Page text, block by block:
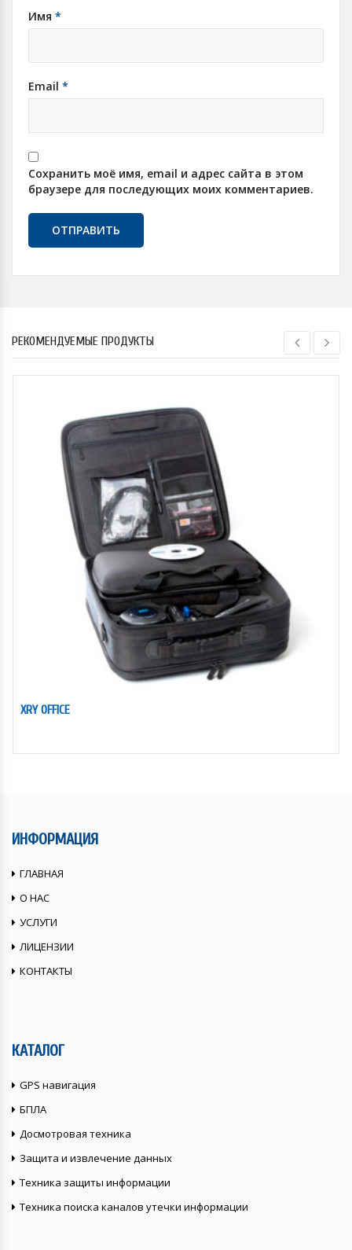
Имя *
Email *
Сохранить моё имя, email и адрес сайта в этом
браузере для последующих моих комментариев.
РЕКОМЕНДУЕМЫЕ ПРОДУКТЫ
XRY OFFICE
ИНФОРМАЦИЯ
ГЛАВНАЯ
О НАС
УСЛУГИ
ЛИЦЕНЗИИ
КОНТАКТЫ
КАТАЛОГ
GPS навигация
БПЛА
Досмотровая техника
Защита и извлечение данных
Техника защиты информации
Техника поиска каналов утечки информации